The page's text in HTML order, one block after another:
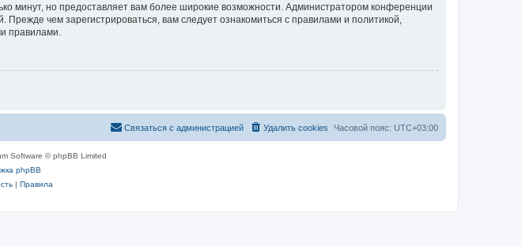
минут, но предоставляет вам более широкие возможности. Администратором конференции
чем зарегистрироваться, вам следует ознакомиться с правилами и политикой,
правилами.
Часовой пояс: UTC+03:00
Удалить cookies
Связаться с администрацией
Software © phpBB Limited
phpBB
| Правила